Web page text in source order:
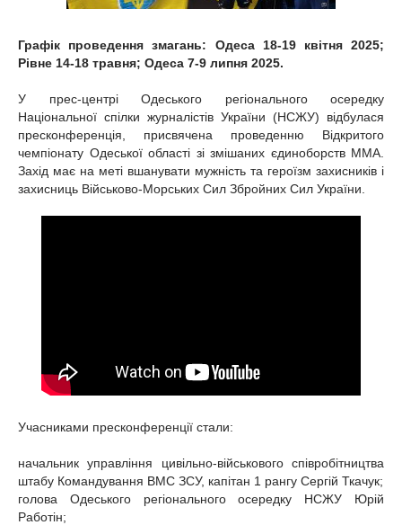
Графік проведення змагань: Одеса 18-19 квітня 2025;
Рівне 14-18 травня; Одеса 7-9 липня 2025.
У прес-центрі Одеського регіонального осередку
Національної спілки журналістів України (НСЖУ) відбулася
пресконференція, присвячена проведенню Відкритого
чемпіонату Одеської області зі змішаних єдиноборств ММА.
Захід має на меті вшанувати мужність та героїзм захисників і
захисниць Військово-Морських Сил Збройних Сил України.
Учасниками пресконференції стали:
начальник управління цивільно-військового співробітництва
штабу Командування ВМС ЗСУ, капітан 1 рангу Сергій Ткачук;
голова Одеського регіонального осередку НСЖУ Юрій
Работін;